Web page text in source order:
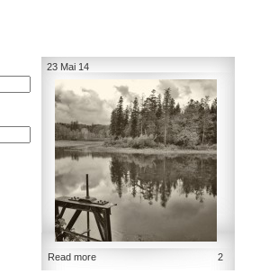
23 Mai 14
Read more 2